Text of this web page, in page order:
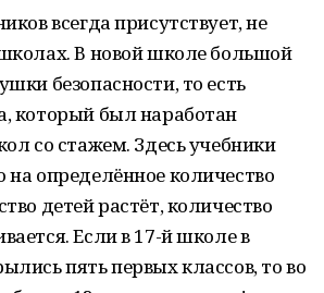
всегда присутствует, не
В новой школе большой
безопасности, то есть
который был наработан
со стажем. Здесь учебники
на определённое количество
детей растёт, количество
Если в 17-й школе в
пять первых классов, то во